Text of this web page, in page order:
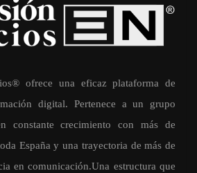
ofrece una eficaz plataforma de
digital. Pertenece a un grupo
constante crecimiento con más de
España y una trayectoria de más de
en comunicación.Una estructura que